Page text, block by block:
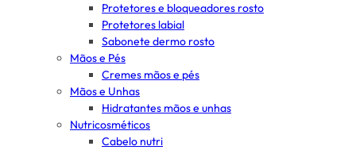
Protetores e bloqueadores rosto
Protetores labial
Sabonete dermo rosto
Mãos e Pés
Cremes mãos e pés
Mãos e Unhas
Hidratantes mãos e unhas
Nutricosméticos
Cabelo nutri